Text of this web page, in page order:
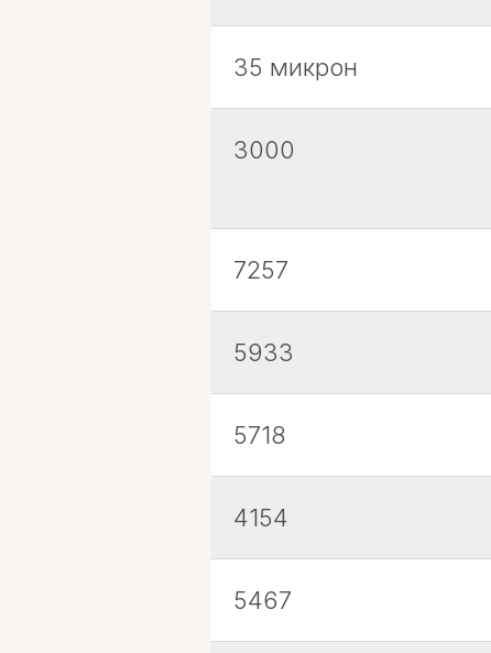
35 микрон
3000
7257
5933
5718
4154
5467